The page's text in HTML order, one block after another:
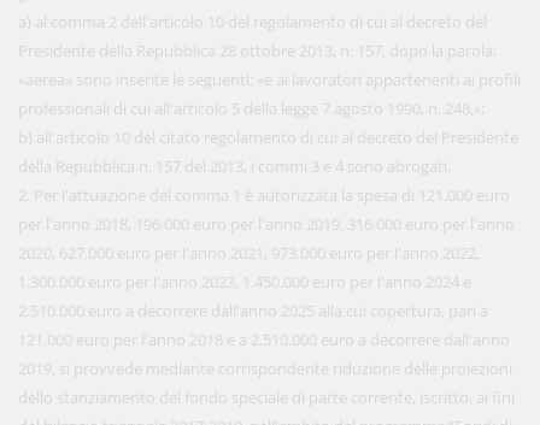
a) al comma 2 dell'articolo 10 del regolamento di cui al decreto del
Presidente della Repubblica 28 ottobre 2013, n. 157, dopo la parola:
«aerea» sono inserite le seguenti: «e ai lavoratori appartenenti ai profili
professionali di cui all'articolo 5 della legge 7 agosto 1990, n. 248,»;
b) all'articolo 10 del citato regolamento di cui al decreto del Presidente
della Repubblica n. 157 del 2013, i commi 3 e 4 sono abrogati.
2. Per l'attuazione del comma 1 è autorizzata la spesa di 121.000 euro
per l'anno 2018, 196.000 euro per l'anno 2019, 316.000 euro per l'anno
2020, 627.000 euro per l'anno 2021, 973.000 euro per l'anno 2022,
1.300.000 euro per l'anno 2023, 1.450.000 euro per l'anno 2024 e
2.510.000 euro a decorrere dall'anno 2025 alla cui copertura, pari a
121.000 euro per l'anno 2018 e a 2.510.000 euro a decorrere dall'anno
2019, si provvede mediante corrispondente riduzione delle proiezioni
dello stanziamento del fondo speciale di parte corrente, iscritto, ai fini